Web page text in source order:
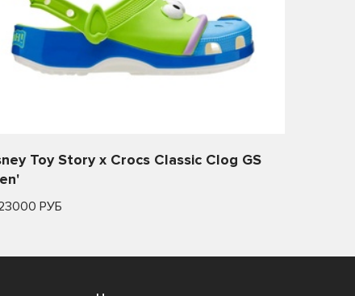
Toy Story x Crocs Classic Clog GS
РУБ